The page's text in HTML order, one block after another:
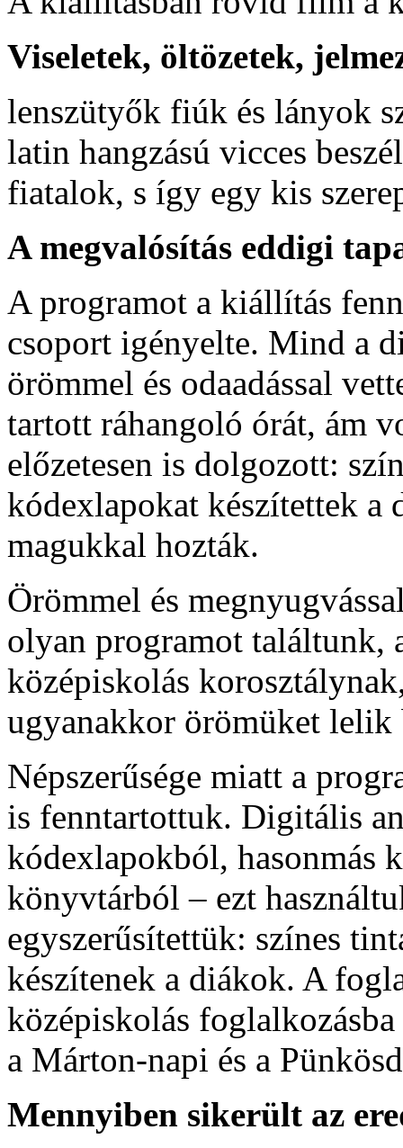
Viseletek, öltözetek,
lenszütyők fiúk és lányok
latin hangzású vicces
fiatalok, s így egy kis
A megvalósítás eddigi
A programot a kiállítás
csoport igényelte. Mind a
örömmel és odaadással
tartott ráhangoló órát, ám
előzetesen is dolgozott:
kódexlapokat készítettek a
magukkal hozták.
Örömmel és
olyan programot találtunk,
középiskolás
ugyanakkor örömüket lelik
Népszerűsége miatt a
is fenntartottuk. Digitális
kódexlapokból, hasonmás
könyvtárból – ezt
egyszerűsítettük: színes
készítenek a diákok. A
középiskolás
a Márton-napi és a
Mennyiben sikerült az